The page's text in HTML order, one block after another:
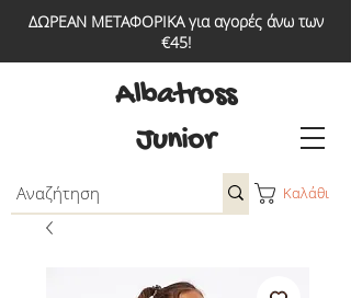
ΔΩΡΕΑΝ ΜΕΤΑΦΟΡΙΚΑ για αγορές άνω των
€45!
Καλάθι
Albatross
Junior